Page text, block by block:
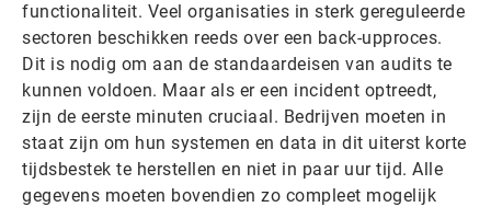
functionaliteit. Veel organisaties in sterk gereguleerde
sectoren beschikken reeds over een back-upproces.
Dit is nodig om aan de standaardeisen van audits te
kunnen voldoen. Maar als er een incident optreedt,
zijn de eerste minuten cruciaal. Bedrijven moeten in
staat zijn om hun systemen en data in dit uiterst korte
tijdsbestek te herstellen en niet in paar uur tijd. Alle
gegevens moeten bovendien zo compleet mogelijk